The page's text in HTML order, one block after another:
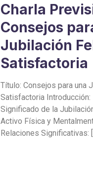
Charla
Consejos
Jubilación
Satisfactoria
Título: Consejos para una
Satisfactoria Introducción:
Significado de la
Activo Física y
Relaciones Significativas: